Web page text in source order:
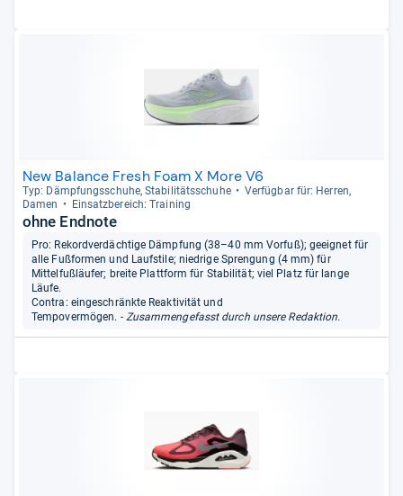
New Balance Fresh Foam X More V6
Typ: Dämp­fungs­schuhe, Sta­bi­li­täts­schuhe
Ver­füg­bar für: Her­ren,
Damen
Ein­satz­be­reich: Trai­ning
ohne Endnote
Pro: Rekordverdächtige Dämpfung (38–40 mm Vorfuß); geeignet für
alle Fußformen und Laufstile; niedrige Sprengung (4 mm) für
Mittelfußläufer; breite Plattform für Stabilität; viel Platz für lange
Läufe.
Contra: eingeschränkte Reaktivität und
Tempovermögen. - Zusammengefasst durch unsere Redaktion.